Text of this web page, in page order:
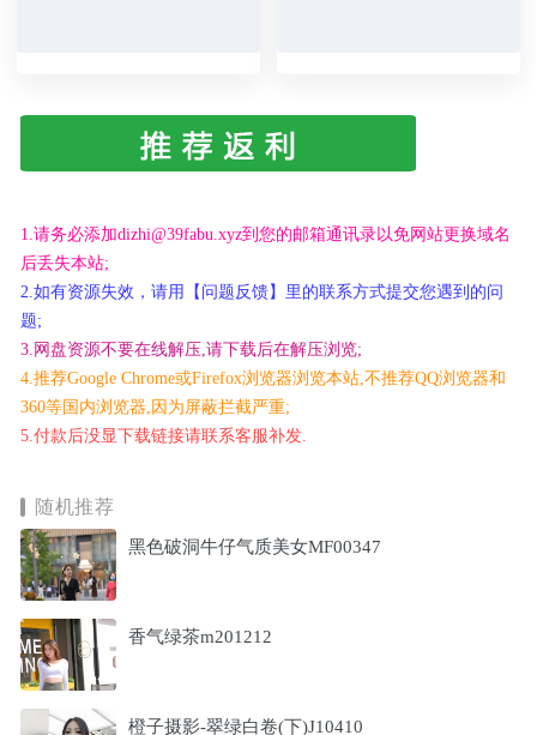
1.请务必添加dizhi@39fabu.xyz到您的邮箱通讯录以免网站更换域名
后丢失本站;
2.如有资源失效，请用【问题反馈】里的联系方式提交您遇到的问
题;
3.网盘资源不要在线解压,请下载后在解压浏览;
4.推荐Google Chrome或Firefox浏览器浏览本站,不推荐QQ浏览器和
360等国内浏览器,因为屏蔽拦截严重;
5.付款后没显下载链接请联系客服补发.
随机推荐
黑色破洞牛仔气质美女MF00347
香气绿茶m201212
橙子摄影-翠绿白卷(下)J10410